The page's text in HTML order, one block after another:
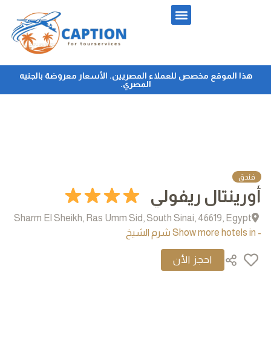
هذا الموقع مخصص للعملاء المصريين. الأسعار معروضة بالجنيه
المصري.
فندق
أورينتال ريفولي
Sharm El Sheikh, Ras Umm Sid, South Sinai, 46619, Egypt
- Show more hotels in شرم الشيخ